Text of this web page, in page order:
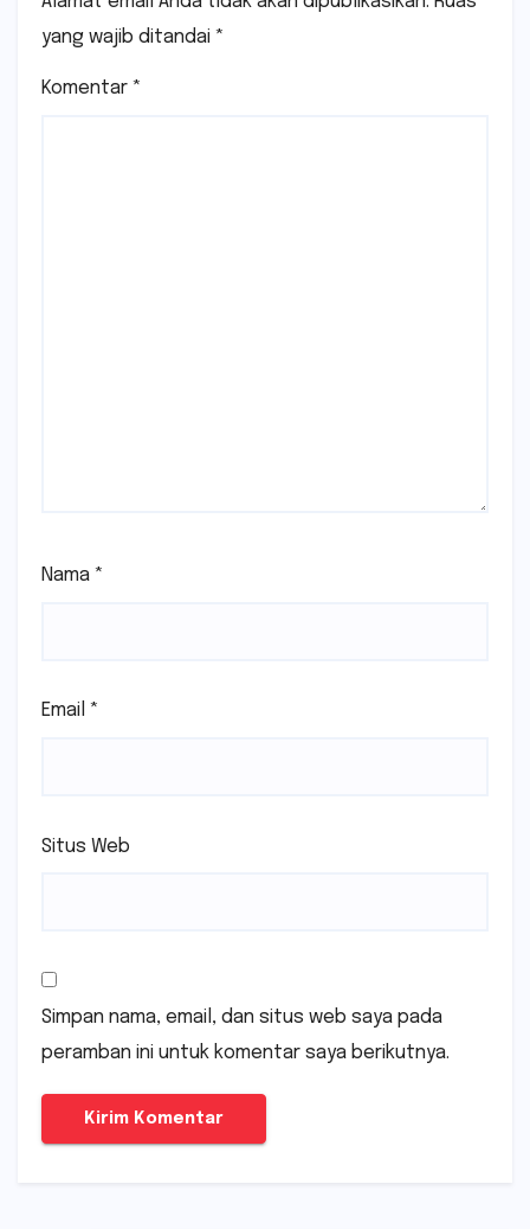
yang wajib ditandai *
Komentar *
Nama *
Email *
Situs Web
Simpan nama, email, dan situs web saya pada
peramban ini untuk komentar saya berikutnya.